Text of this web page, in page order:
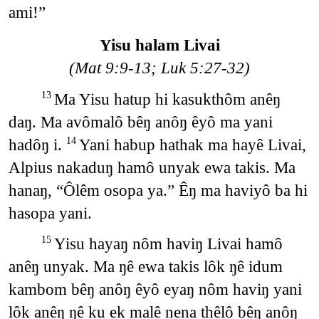
ami!”
Yisu halam Livai
(Mat 9:9-13; Luk 5:27-32)
13 Ma Yisu hatup hi kasukthôm anêŋ
daŋ. Ma avômalô bêŋ anôŋ êyô ma yani
hadôŋ i. 14 Yani habup hathak ma hayê Livai,
Alpius nakaduŋ hamô unyak ewa takis. Ma
hanaŋ, “Ôlêm osopa ya.” Êŋ ma haviyô ba hi
hasopa yani.
15 Yisu hayaŋ nôm haviŋ Livai hamô
anêŋ unyak. Ma ŋê ewa takis lôk ŋê idum
kambom bêŋ anôŋ êyô eyaŋ nôm haviŋ yani
lôk anêŋ ŋê ku ek malê nena thêlô bêŋ anôŋ